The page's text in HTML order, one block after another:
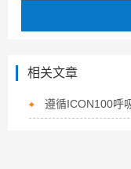
相关文章
遵循ICON100呼